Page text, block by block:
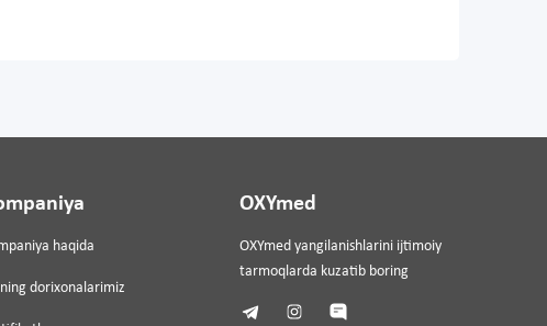
haqida
dorixonalarimiz
OXYmed
OXYmed yangilanishlarini ijtimoiy
tarmoqlarda kuzatib boring